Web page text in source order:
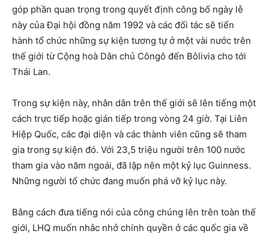
góp phần quan trọng trong quyết định công bố ngày lễ
này của Đại hội đồng năm 1992 và các đối tác sẽ tiến
hành tổ chức những sự kiện tương tự ở một vài nước trên
thế giới từ Cộng hoà Dân chủ Côngô đến Bôlivia cho tới
Thái Lan.
Trong sự kiện này, nhân dân trên thế giới sẽ lên tiếng một
cách trực tiếp hoặc gián tiếp trong vòng 24 giờ. Tại Liên
Hiệp Quốc, các đại diện và các thành viên cũng sẽ tham
gia trong sự kiện đó. Với 23,5 triệu người trên 100 nước
tham gia vào năm ngoái, đã lập nên một kỷ lục Guinness.
Những người tổ chức đang muốn phá vỡ kỷ lục này.
Bằng cách đưa tiếng nói của công chúng lên trên toàn thế
giới, LHQ muốn nhắc nhở chính quyền ở các quốc gia về